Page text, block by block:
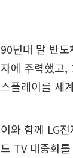
90년대 말 반
자에 주력했고,
스플레이를 세
이와 함께 LG
드 TV 대중화